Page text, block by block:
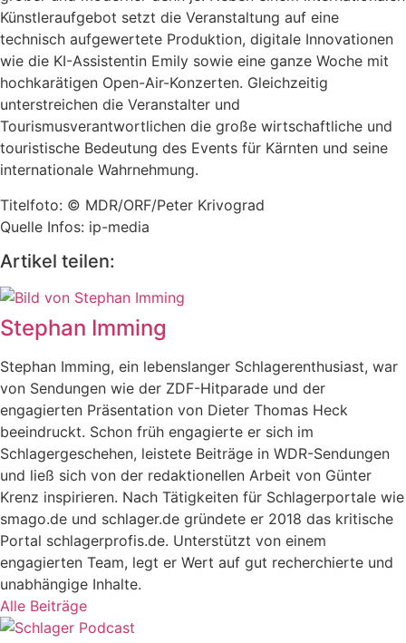
Künstleraufgebot setzt die Veranstaltung auf eine
technisch aufgewertete Produktion, digitale Innovationen
wie die KI-Assistentin Emily sowie eine ganze Woche mit
hochkarätigen Open-Air-Konzerten. Gleichzeitig
unterstreichen die Veranstalter und
Tourismusverantwortlichen die große wirtschaftliche und
touristische Bedeutung des Events für Kärnten und seine
internationale Wahrnehmung.
Titelfoto: © MDR/ORF/Peter Krivograd
Quelle Infos: ip-media
Artikel teilen:
Stephan Imming
Stephan Imming, ein lebenslanger Schlagerenthusiast, war
von Sendungen wie der ZDF-Hitparade und der
engagierten Präsentation von Dieter Thomas Heck
beeindruckt. Schon früh engagierte er sich im
Schlagergeschehen, leistete Beiträge in WDR-Sendungen
und ließ sich von der redaktionellen Arbeit von Günter
Krenz inspirieren. Nach Tätigkeiten für Schlagerportale wie
smago.de und schlager.de gründete er 2018 das kritische
Portal schlagerprofis.de. Unterstützt von einem
engagierten Team, legt er Wert auf gut recherchierte und
unabhängige Inhalte.
Alle Beiträge